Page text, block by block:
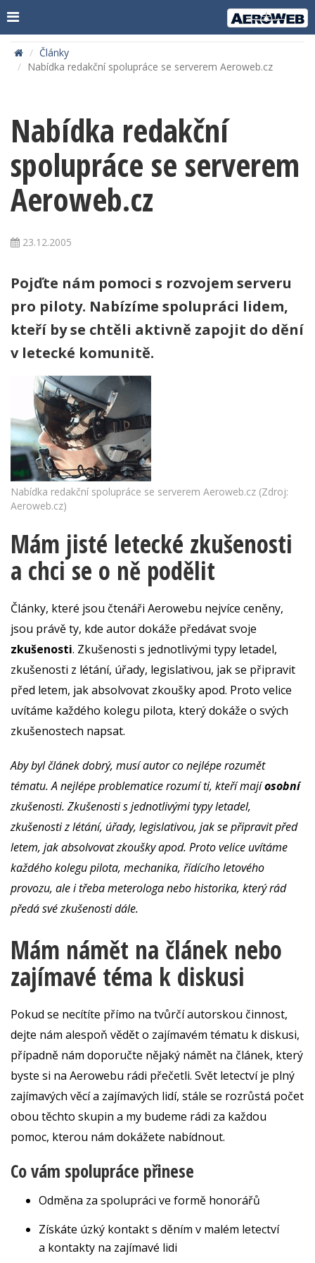
Články
Nabídka redakční spolupráce se serverem Aeroweb.cz
Nabídka redakční
spolupráce se serverem
Aeroweb.cz
23.12.2005
Pojďte nám pomoci s rozvojem serveru
pro piloty. Nabízíme spolupráci lidem,
kteří by se chtěli aktivně zapojit do dění
v letecké komunitě.
Nabídka redakční spolupráce se serverem Aeroweb.cz (Zdroj:
Aeroweb.cz)
Mám jisté letecké zkušenosti
a chci se o ně podělit
Články, které jsou čtenáři Aerowebu nejvíce ceněny,
jsou právě ty, kde autor dokáže předávat svoje
zkušenosti. Zkušenosti s jednotlivými typy letadel,
zkušenosti z létání, úřady, legislativou, jak se připravit
před letem, jak absolvovat zkoušky apod. Proto velice
uvítáme každého kolegu pilota, který dokáže o svých
zkušenostech napsat.
Aby byl článek dobrý, musí autor co nejlépe rozumět
tématu. A nejlépe problematice rozumí ti, kteří majíosobní
zkušenosti. Zkušenosti s jednotlivými typy letadel,
zkušenosti z létání, úřady, legislativou, jak se připravit před
letem, jak absolvovat zkoušky apod. Proto velice uvítáme
každého kolegu pilota, mechanika, řídícího letového
provozu, ale i třeba meterologa nebo historika, který rád
předá své zkušenosti dále.
Mám námět na článek nebo
zajímavé téma k diskusi
Pokud se necítíte přímo na tvůrčí autorskou činnost,
dejte nám alespoň vědět o zajímavém tématu k diskusi,
případně nám doporučte nějaký námět na článek, který
byste si na Aerowebu rádi přečetli. Svět letectví je plný
zajímavých věcí a zajímavých lidí, stále se rozrůstá počet
obou těchto skupin a my budeme rádi za každou
pomoc, kterou nám dokážete nabídnout.
Co vám spolupráce přinese
Odměna za spolupráci ve formě honorářů
Získáte úzký kontakt s děním v malém letectví
a kontakty na zajímavé lidi